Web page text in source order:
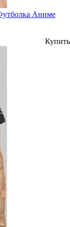
Аниме
Купить